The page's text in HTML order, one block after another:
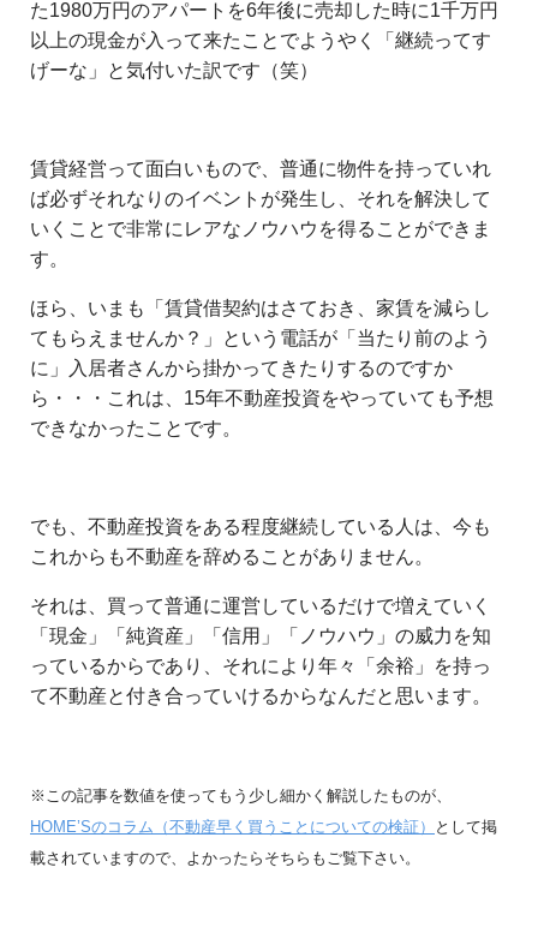
た1980万円のアパートを6年後に売却した時に1千万円
以上の現金が入って来たことでようやく「継続ってす
げーな」と気付いた訳です（笑）
賃貸経営って面白いもので、普通に物件を持っていれ
ば必ずそれなりのイベントが発生し、それを解決して
いくことで非常にレアなノウハウを得ることができま
す。
ほら、いまも「賃貸借契約はさておき、家賃を減らし
てもらえませんか？」という電話が「当たり前のよう
に」入居者さんから掛かってきたりするのですか
ら・・・これは、15年不動産投資をやっていても予想
できなかったことです。
でも、不動産投資をある程度継続している人は、今も
これからも不動産を辞めることがありません。
それは、買って普通に運営しているだけで増えていく
「現金」「純資産」「信用」「ノウハウ」の威力を知
っているからであり、それにより年々「余裕」を持っ
て不動産と付き合っていけるからなんだと思います。
※この記事を数値を使ってもう少し細かく解説したものが、
HOME’Sのコラム（不動産早く買うことについての検証）
として掲
載されていますので、よかったらそちらもご覧下さい。